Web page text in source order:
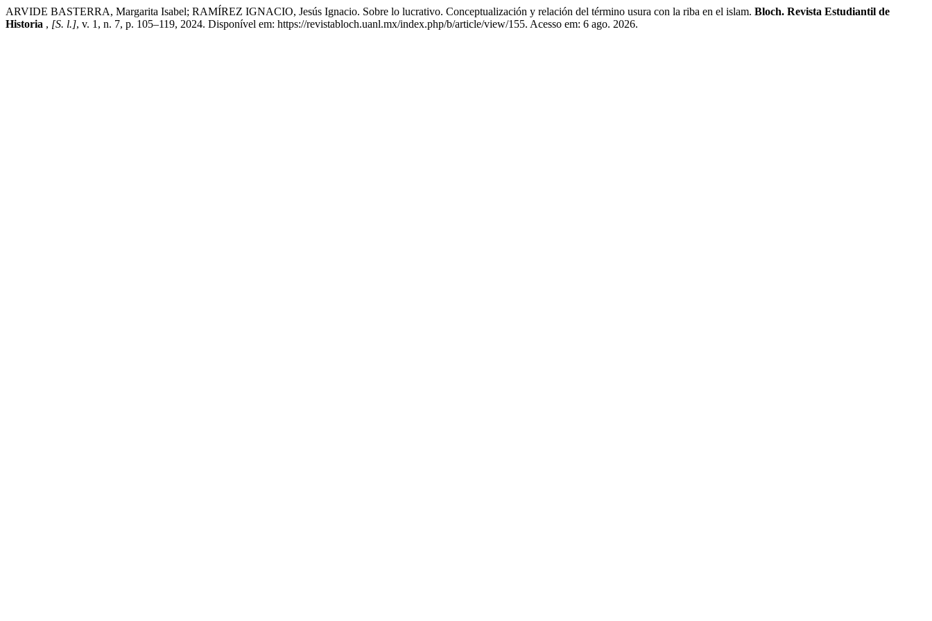
ARVIDE BASTERRA, Margarita Isabel; RAMÍREZ IGNACIO, Jesús Ignacio. Sobre lo lucrativo. Conceptualización y relación del término usura con la riba en el islam. Bloch. Revista Estudiantil de
Historia , [S. l.], v. 1, n. 7, p. 105–119, 2024. Disponível em: https://revistabloch.uanl.mx/index.php/b/article/view/155. Acesso em: 6 ago. 2026.